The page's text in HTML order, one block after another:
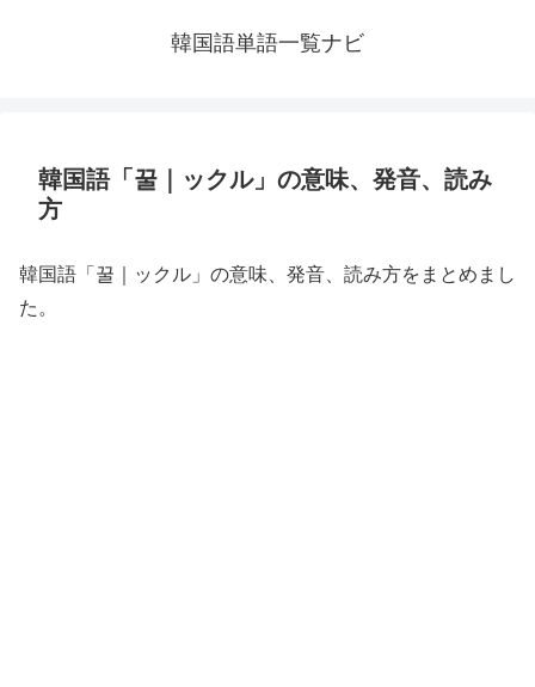
韓国語単語一覧ナビ
韓国語「꿀｜ックル」の意味、発音、読み
方
韓国語「꿀｜ックル」の意味、発音、読み方をまとめまし
た。